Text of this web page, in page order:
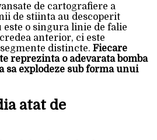
de cartografiere a
de stiinta au descoperit
este o singura linie de falie
anterior, ci este
distincte. Fiecare
reprezinta o adevarata bomba
sa explodeze sub forma unui
atat de